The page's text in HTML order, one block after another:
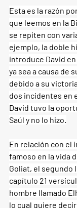
Esta es la razón
que leemos en la
se repiten con
ejemplo, la doble
introduce David
ya sea a causa de
debido a su
dos incidentes en
David tuvo la
Saúl y no lo hizo.
En relación con el
famoso en la vida
Goliat, el segundo
capítulo 21
hombre llamado
lo cual quiere